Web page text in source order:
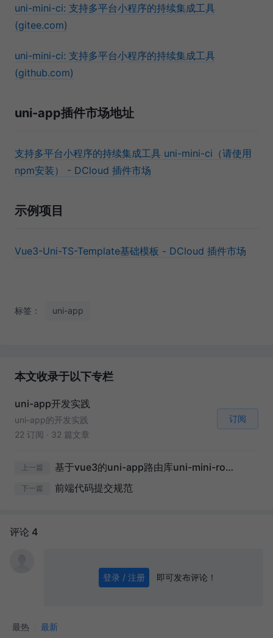
uni-mini-ci: 支持多平台小程序的持续集成工具
(gitee.com)
uni-mini-ci: 支持多平台小程序的持续集成工具
(github.com)
uni-app插件市场地址
支持多平台小程序的持续集成工具 uni-mini-ci（请使用
npm安装） - DCloud 插件市场
示例项目
Vue3-Uni-TS-Template基础模板 - DCloud 插件市场
标签： uni-app
本文收录于以下专栏
uni-app开发实践
uni-app的开发实践
22 订阅 · 32 篇文章
订阅
上一篇 基于vue3的uni-app路由库uni-mini-router助你实现跳转、传参、拦截等路由功能
下一篇 前端代码提交规范
评论 4
登录 / 注册 即可发布评论！
最热 最新